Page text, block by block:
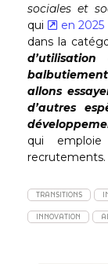
sociales et
qui
en
dans la
allons
d’autres
qui
recrutements.
TRANSITIONS
INNOVATION